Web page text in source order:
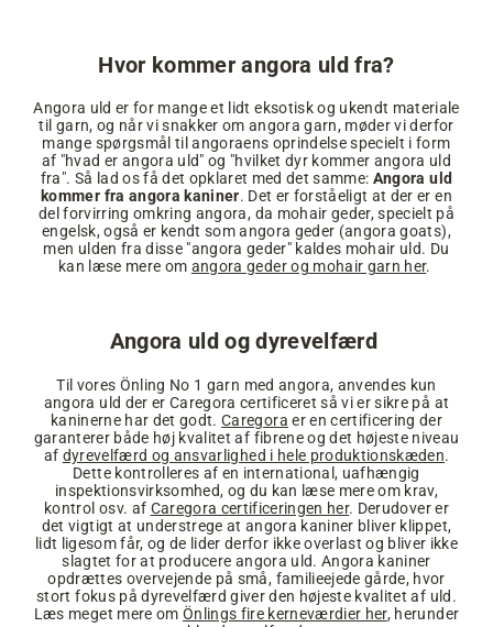
Hvor kommer angora uld fra?
Angora uld er for mange et lidt eksotisk og ukendt materiale
til garn, og når vi snakker om angora garn, møder vi derfor
mange spørgsmål til angoraens oprindelse specielt i form
af "hvad er angora uld" og "hvilket dyr kommer angora uld
fra". Så lad os få det opklaret med det samme: Angora uld
kommer fra angora kaniner. Det er forståeligt at der er en
del forvirring omkring angora, da mohair geder, specielt på
engelsk, også er kendt som angora geder (angora goats),
men ulden fra disse "angora geder" kaldes mohair uld. Du
kan læse mere om angora geder og mohair garn her.
Angora uld og dyrevelfærd
Til vores Önling No 1 garn med angora, anvendes kun
angora uld der er Caregora certificeret så vi er sikre på at
kaninerne har det godt.Caregora er en certificering der
garanterer både høj kvalitet af fibrene og det højeste niveau
af dyrevelfærd og ansvarlighed i hele produktionskæden.
Dette kontrolleres af en international, uafhængig
inspektionsvirksomhed, og du kan læse mere om krav,
kontrol osv. af Caregora certificeringen her. Derudover er
det vigtigt at understrege at angora kaniner bliver klippet,
lidt ligesom får, og de lider derfor ikke overlast og bliver ikke
slagtet for at producere angora uld. Angora kaniner
opdrættes overvejende på små, familieejede gårde, hvor
stort fokus på dyrevelfærd giver den højeste kvalitet af uld.
Læs meget mere om Önlings fire kerneværdier her, herunder